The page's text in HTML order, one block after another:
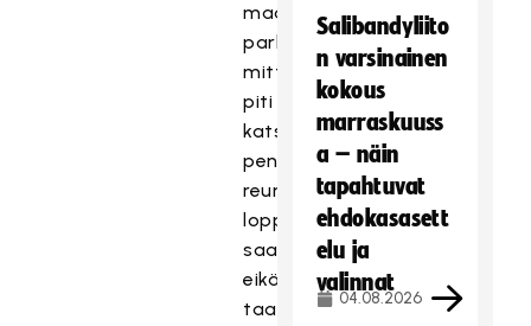
maan
parhaiden
mittelö
piti
katsojat
penkkiensä
reunoilla
loppuun
saakka
eikä
taatusti
Salibandyliito
n varsinainen
kokous
marraskuuss
a – näin
tapahtuvat
ehdokasasett
elu ja
valinnat
04.08.2026